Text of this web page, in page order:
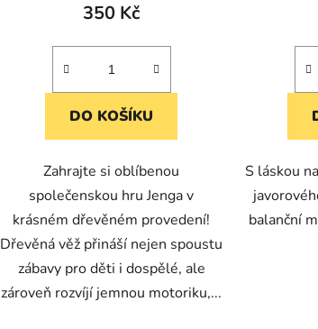
350 Kč
DO KOŠÍKU
Zahrajte si oblíbenou
společenskou hru Jenga v
krásném dřevěném provedení!
Dřevěná věž přináší nejen spoustu
zábavy pro děti i dospělé, ale
zároveň rozvíjí jemnou motoriku,...
S láskou
balanční